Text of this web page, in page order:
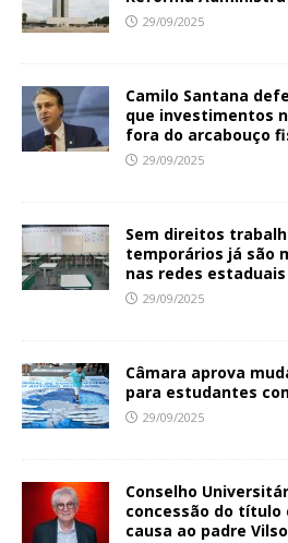
29/09/2025
Camilo Santana
que investimentos
fora do arcabouço
29/09/2025
Sem direitos
temporários já são
nas redes estaduais
29/09/2025
Câmara aprova
para estudantes
29/09/2025
Conselho
concessão do título
causa ao padre